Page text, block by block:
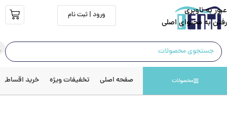
عبور به ناوبری
رفتن به محتوای اصلی
ورود | ثبت نام
محصولات صفحه اصلی تخفیفات ویژه خرید اقساطی